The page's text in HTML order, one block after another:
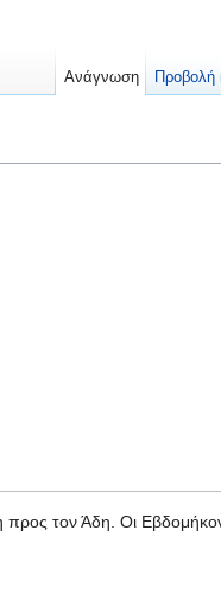
προς τον Άδη. Οι
Ανάγνωση Προβολή